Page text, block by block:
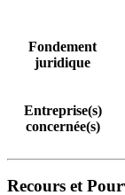
Fondement
juridique
Entreprise(s)
concernée(s)
Recours et